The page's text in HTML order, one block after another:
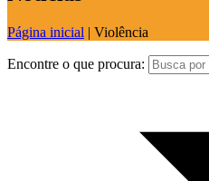
Página inicial | Violência
Encontre o que procura: